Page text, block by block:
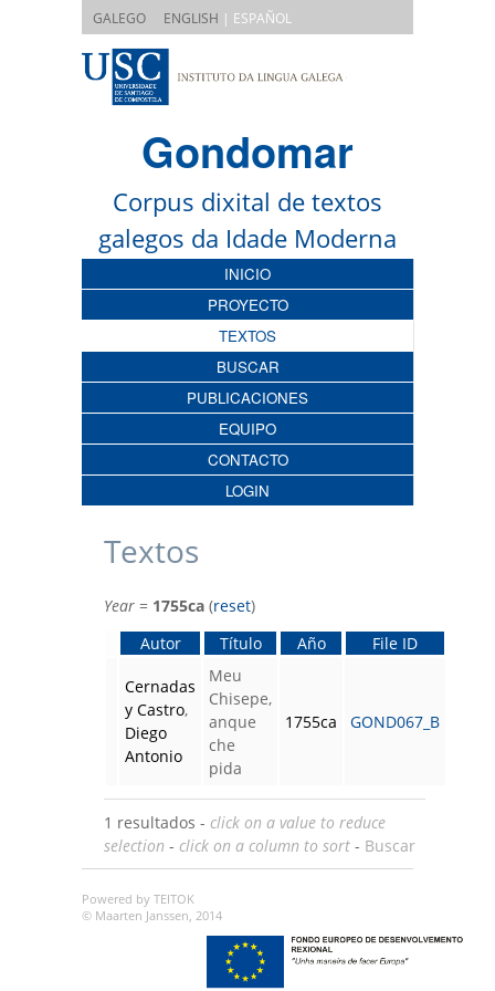
GALEGO ENGLISH | ESPAÑOL
Gondomar
Corpus dixital de textos
galegos da Idade Moderna
INICIO
PROYECTO
TEXTOS
BUSCAR
PUBLICACIONES
EQUIPO
CONTACTO
LOGIN
Textos
Year = 1755ca (reset)
Autor
Título Año File ID
Cernadas
y Castro,
Diego
Antonio
Meu
Chisepe,
anque
che
pida
1755ca GOND067_B
1 resultados - click on a value to reduce
selection - click on a column to sort - Buscar
Powered by TEITOK
© Maarten Janssen, 2014